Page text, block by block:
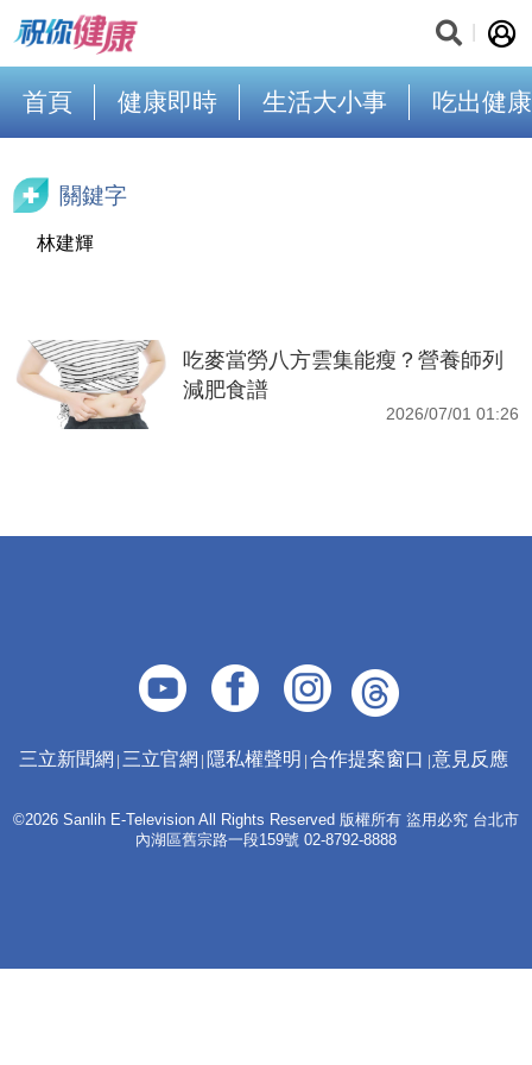
首頁 健康即時 生活大小事 吃出健康
關鍵字
林建輝
吃麥當勞八方雲集能瘦？營養師列
減肥食譜
2026/07/01 01:26
三立新聞網 三立官網 隱私權聲明 合作提案窗口 意見反應
©2026 Sanlih E-Television All Rights Reserved 版權所有 盜用必究 台北市
內湖區舊宗路一段159號 02-8792-8888